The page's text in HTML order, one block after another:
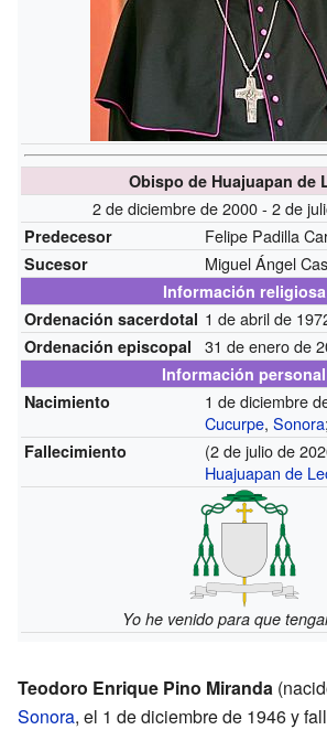
Obispo de Huajuapan de
2 de diciembre de 2000 - 2 de
Predecesor Felipe Padilla
Sucesor Miguel Ángel
Información religiosa
Ordenación sacerdotal 1 de abril de
Ordenación episcopal 31 de enero de
Información personal
Nacimiento
1 de diciembre
Cucurpe,Sonora;
Fallecimiento
(2 de julio de
Huajuapan de
Yo he venido para que
Teodoro Enrique Pino Miranda
Sonora, el 1 de diciembre de 1946 y